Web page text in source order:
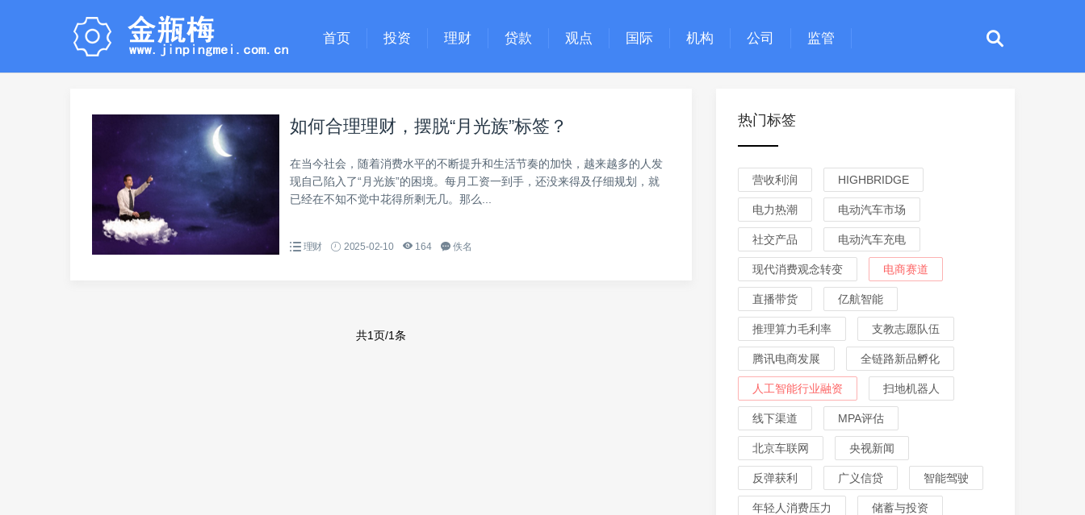
首页 投资 理财 贷款 观点 国际 机构 公司 监管
如何合理理财，摆脱“月光族”标签？
在当今社会，随着消费水平的不断提升和生活节奏的加快，越来越多的人发
现自己陷入了“月光族”的困境。每月工资一到手，还没来得及仔细规划，就
已经在不知不觉中花得所剩无几。那么...
理财 2025-02-10 164 佚名
共1页/1条
热门标签
营收利润 HIGHBRIDGE
电力热潮 电动汽车市场
社交产品 电动汽车充电
现代消费观念转变 电商赛道
直播带货 亿航智能
推理算力毛利率 支教志愿队伍
腾讯电商发展 全链路新品孵化
人工智能行业融资 扫地机器人
线下渠道 MPA评估
北京车联网 央视新闻
反弹获利 广义信贷 智能驾驶
年轻人消费压力 储蓄与投资